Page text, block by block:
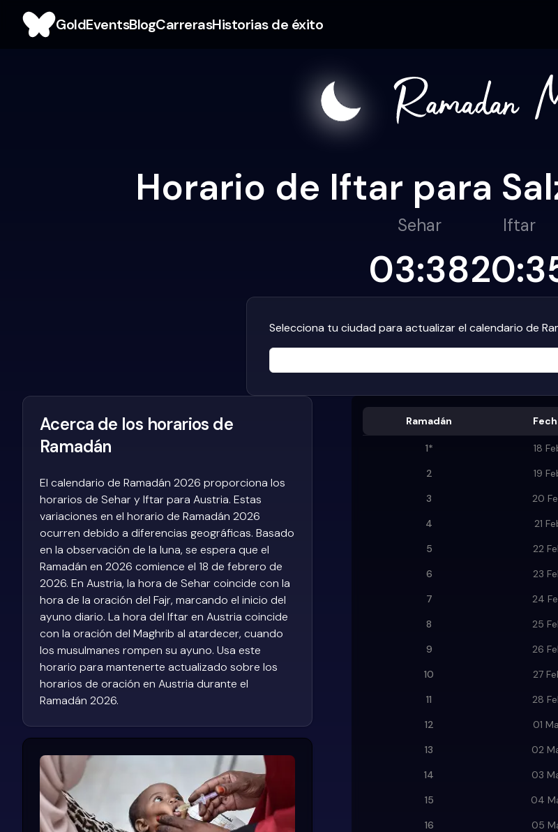
GoldEventsBlogCarrerasHistorias de éxito
Horario de Iftar para
Sehar
03:38
Iftar
Selecciona tu ciudad para actualizar el calendario de
Ramadán
1* 18
2
19
3
20
4
21
5
22
6
23
7
24
8
25
9
26
10
27
11
28
12
01
13
02
14
03
15
04
16
05
Acerca de los horarios de
Ramadán
El calendario de Ramadán 2026 proporciona los
horarios de Sehar y Iftar para Austria. Estas
variaciones en el horario de Ramadán 2026
ocurren debido a diferencias geográficas. Basado
en la observación de la luna, se espera que el
Ramadán en 2026 comience el 18 de febrero de
2026. En Austria, la hora de Sehar coincide con la
hora de la oración del Fajr, marcando el inicio del
ayuno diario. La hora del Iftar en Austria coincide
con la oración del Maghrib al atardecer, cuando
los musulmanes rompen su ayuno. Usa este
horario para mantenerte actualizado sobre los
horarios de oración en Austria durante el
Ramadán 2026.